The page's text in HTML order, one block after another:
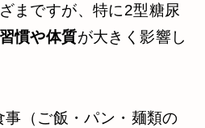
まですが、特に2型糖尿
慣や体質が大きく影響し
事（ご飯・パン・麺類の